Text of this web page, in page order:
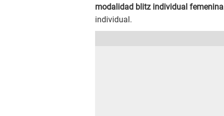
modalidad blitz individual femenina
individual.